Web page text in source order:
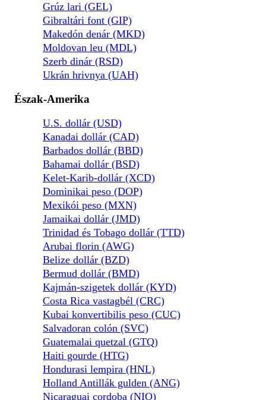
Grúz lari (GEL)
Gibraltári font (GIP)
Makedón denár (MKD)
Moldovan leu (MDL)
Szerb dinár (RSD)
Ukrán hrivnya (UAH)
Észak-Amerika
U.S. dollár (USD)
Kanadai dollár (CAD)
Barbados dollár (BBD)
Bahamai dollár (BSD)
Kelet-Karib-dollár (XCD)
Dominikai peso (DOP)
Mexikói peso (MXN)
Jamaikai dollár (JMD)
Trinidad és Tobago dollár (TTD)
Arubai florin (AWG)
Belize dollár (BZD)
Bermud dollár (BMD)
Kajmán-szigetek dollár (KYD)
Costa Rica vastagbél (CRC)
Kubai konvertibilis peso (CUC)
Salvadoran colón (SVC)
Guatemalai quetzal (GTQ)
Haiti gourde (HTG)
Hondurasi lempira (HNL)
Holland Antillák gulden (ANG)
Nicaraguai cordoba (NIO)